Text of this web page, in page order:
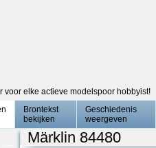
voor elke actieve modelspoor hobbyist!
Brontekst
bekijken
Geschiedenis
weergeven
Märklin 84480